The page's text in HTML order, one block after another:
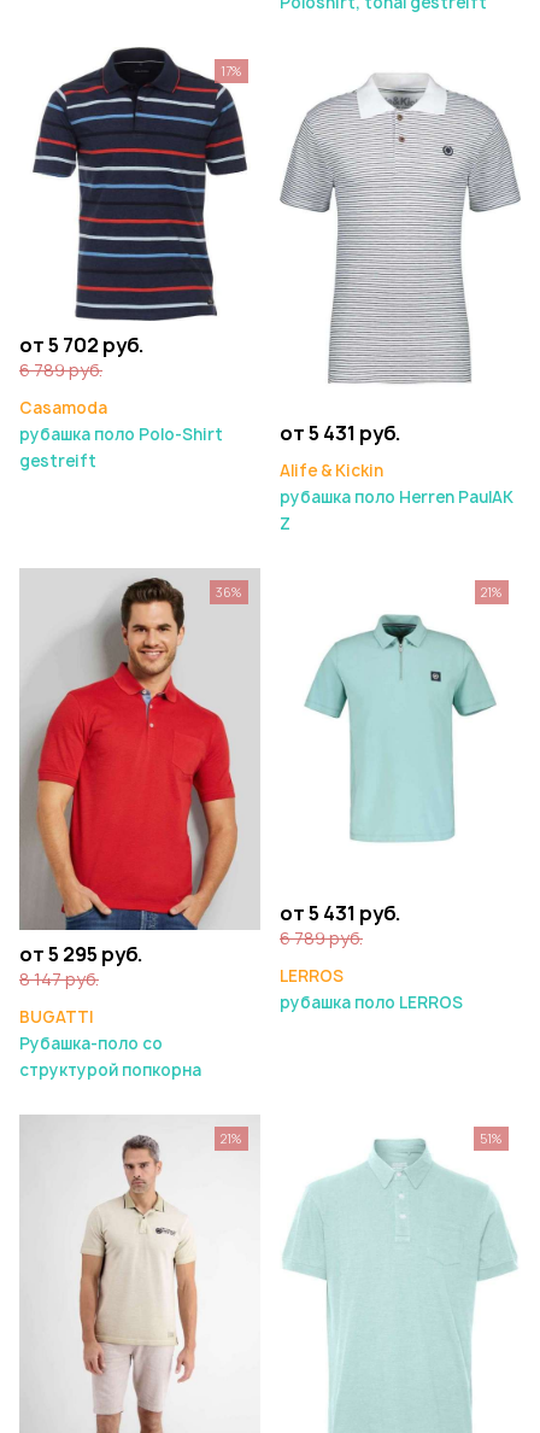
от 5 702 руб.
6 789 руб.
Casamoda
рубашка поло Polo-Shirt
gestreift
17%
от 5 431 руб.
Alife & Kickin
рубашка поло Herren PaulAK
Z
от 5 295 руб.
8 147 руб.
BUGATTI
Рубашка-поло со
структурой попкорна
36%
от 5 431 руб.
6 789 руб.
LERROS
рубашка поло LERROS
21%
21% 51%